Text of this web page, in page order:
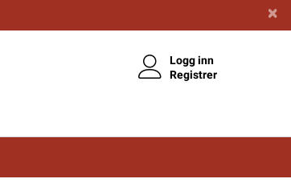
Logg inn
Registrer